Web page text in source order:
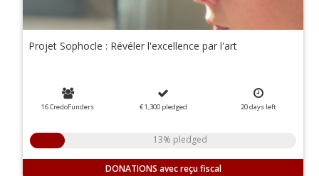
Projet Sophocle : Révéler l'excellence par l'art
16 CredoFunders € 1,300 pledged 20daysleft
13% pledged
DONATIONS